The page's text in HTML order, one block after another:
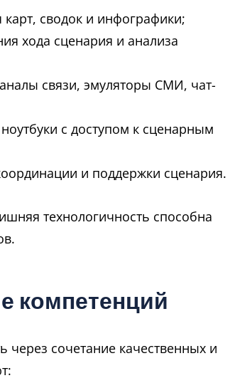
сводок и инфографики;
хода сценария и анализа
связи, эмуляторы СМИ, чат-
с доступом к сценарным
и поддержки сценария.
технологичность способна
компетенций
через сочетание качественных и